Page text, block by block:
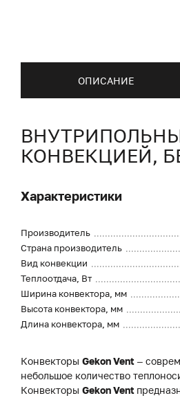
ОПИСАНИЕ
КОНВЕКЦИЕЙ,
Характеристики
Производитель
Страна производитель
Вид конвекции
Теплоотдача, Вт
Ширина конвектора, мм
Высота конвектора, мм
Длина конвектора, мм
Конвекторы Gekon Vent –
небольшое количество
Конвекторы Gekon Vent